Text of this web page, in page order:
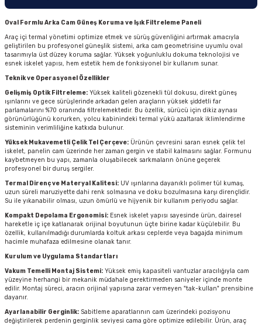
Oval Formlu Arka Cam Güneş Koruma ve Işık Filtreleme Paneli
Araç içi termal yönetimi optimize etmek ve sürüş güvenliğini artırmak amacıyla
geliştirilen bu profesyonel güneşlik sistemi, arka cam geometrisine uyumlu oval
tasarımıyla üst düzey koruma sağlar. Yüksek yoğunluklu dokuma teknolojisi ve
esnek iskelet yapısı, hem estetik hem de fonksiyonel bir kullanım sunar.
Teknik ve Operasyonel Özellikler
Gelişmiş Optik Filtreleme: Yüksek kaliteli gözenekli tül dokusu, direkt güneş
ışınlarını ve gece sürüşlerinde arkadan gelen araçların yüksek şiddetli far
parlamalarını %70 oranında filtrelemektedir. Bu özellik, sürücü için dikiz aynası
görünürlüğünü korurken, yolcu kabinindeki termal yükü azaltarak iklimlendirme
sisteminin verimliliğine katkıda bulunur.
Yüksek Mukavemetli Çelik Tel Çerçeve: Ürünün çevresini saran esnek çelik tel
iskelet, panelin cam üzerinde her zaman gergin ve stabil kalmasını sağlar. Formunu
kaybetmeyen bu yapı, zamanla oluşabilecek sarkmaların önüne geçerek
profesyonel bir duruş sergiler.
Termal Direnç ve Materyal Kalitesi: UV ışınlarına dayanıklı polimer tül kumaş,
uzun süreli maruziyette dahi renk solmasına ve doku bozulmasına karşı dirençlidir.
Su ile yıkanabilir olması, uzun ömürlü ve hijyenik bir kullanım periyodu sağlar.
Kompakt Depolama Ergonomisi: Esnek iskelet yapısı sayesinde ürün, dairesel
hareketle iç içe katlanarak orijinal boyutunun üçte birine kadar küçülebilir. Bu
özellik, kullanılmadığı durumlarda koltuk arkası ceplerde veya bagajda minimum
hacimle muhafaza edilmesine olanak tanır.
Kurulum ve Uygulama Standartları
Vakum Temelli Montaj Sistemi: Yüksek emiş kapasiteli vantuzlar aracılığıyla cam
yüzeyine herhangi bir mekanik müdahale gerektirmeden saniyeler içinde monte
edilir. Montaj süreci, aracın orijinal yapısına zarar vermeyen "tak-kullan" prensibine
dayanır.
Ayarlanabilir Gerginlik: Sabitleme aparatlarının cam üzerindeki pozisyonu
değiştirilerek perdenin gerginlik seviyesi cama göre optimize edilebilir. Ürün, araç